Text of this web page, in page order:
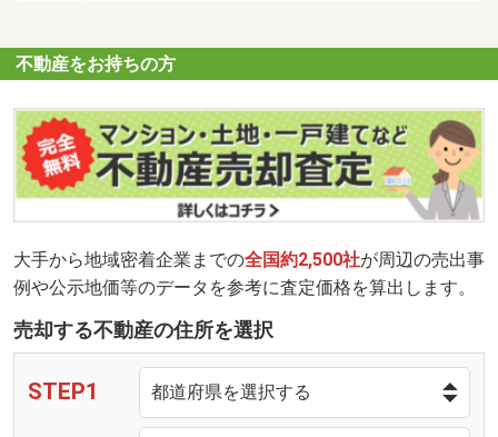
不動産をお持ちの方
大手から地域密着企業までの全国約2,500社が周辺の売出事
例や公示地価等のデータを参考に査定価格を算出します。
売却する不動産の住所を選択
STEP1